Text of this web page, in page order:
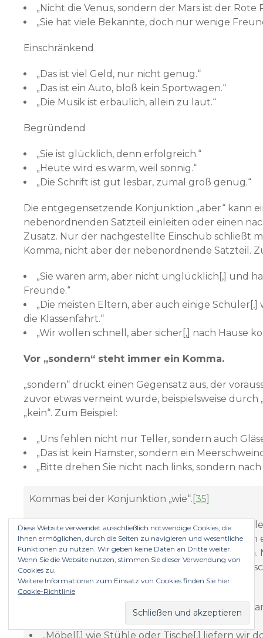
„Nicht die Venus, sondern der Mars ist der Rote
„Sie hat viele Bekannte, doch nur wenige
Einschränkend
„Das ist viel Geld, nur nicht genug.“
„Das ist ein Auto, bloß kein Sportwagen.“
„Die Musik ist erbaulich, allein zu laut.“
Begründend
„Sie ist glücklich, denn erfolgreich.“
„Heute wird es warm, weil sonnig.“
„Die Schrift ist gut lesbar, zumal groß genug.“
Die entgegensetzende Konjunktion „aber“ kann
nebenordnenden Satzteil einleiten oder einen
Zusatz. Nur der nachgestellte Einschub schließt
Komma, nicht aber der nebenordnende Satzteil.
„Sie waren arm, aber nicht unglücklich[,] und
Freunde.“
„Die meisten Eltern, aber auch einige Schüler[,]
die Klassenfahrt.“
„Wir wollen schnell, aber sicher[,] nach Hause
Vor „sondern“ steht immer ein Komma.
„sondern“ drückt einen Gegensatz aus, der
zuvor etwas verneint wurde, beispielsweise durch
„kein“. Zum Beispiel:
„Uns fehlen nicht nur Teller, sondern auch
„Das ist kein Hamster, sondern ein
„Bitte drehen Sie nicht nach links, sondern nach
Kommas bei der Konjunktion „wie“. [35]
Bei nachgestellten Zusätzen, die mit „wie“
werden, können Kommas stehen. [36]„Wie“ kann
Einschub einleiten oder nur Satzteile verbinden.
nachgestellte Einschub wird mit Kommas
den Satzteilen steht kein Komma. Zum Beispiel
„Auch heute[,] wie schon bei den ersten
einigten sie sich nicht.“
„Möbel[,] wie Stühle oder Tische[,] liefern wir
Diese Website verwendet ausschließlich notwendige Cookies, die
Ihnen ermöglichen, durch die Seiten zu navigieren und wesentliche
Funktionen zu nutzen. Wir geben keine Daten an Dritte weiter.
Wenn Sie die Website nutzen, stimmen Sie dieser Verwendung von
Cookies zu.
Weitere Informationen zum Einsatz von Cookies finden Sie hier:
Cookie-Richtlinie